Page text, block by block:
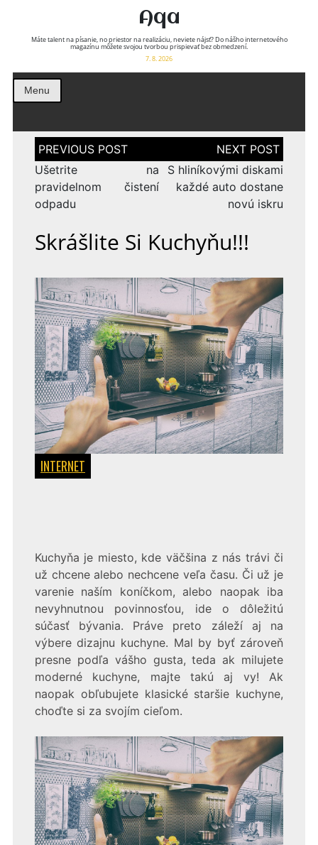
Aqa
Máte talent na písanie, no priestor na realizáciu, neviete nájsť? Do nášho internetového
magazínu môžete svojou tvorbou prispievať bez obmedzení.
7. 8. 2026
Menu
Navigace
pro
příspěvek
Ušetrite na
pravidelnom čistení
odpadu
S hliníkovými diskami
každé auto dostane
novú iskru
Skrášlite Si Kuchyňu!!!
INTERNET
Kuchyňa je miesto, kde väčšina z nás trávi či
už chcene alebo nechcene veľa času. Či už je
varenie naším koníčkom, alebo naopak iba
nevyhnutnou povinnosťou, ide o dôležitú
súčasť bývania. Práve preto záleží aj na
výbere dizajnu kuchyne. Mal by byť zároveň
presne podľa vášho gusta, teda ak milujete
moderné kuchyne, majte takú aj vy! Ak
naopak obľubujete klasické staršie kuchyne,
choďte si za svojím cieľom.